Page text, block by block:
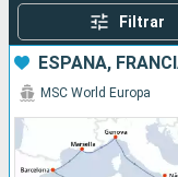
Filtrar
ESPAÑA,
MSC World Europa